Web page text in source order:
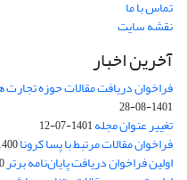
تماس با ما
نقشه سایت
آخرین اخبار
فراخوان دریافت مقالات حوزه
1401-08-28
تغییر عنوان مجله1401-07-12
فراخوان مقالات مرتبط با پسا کرونا12-22
اولین فراخوان دریافت پایان‌نامه برتر